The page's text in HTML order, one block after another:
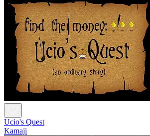
Ucio's Quest
Kamaji